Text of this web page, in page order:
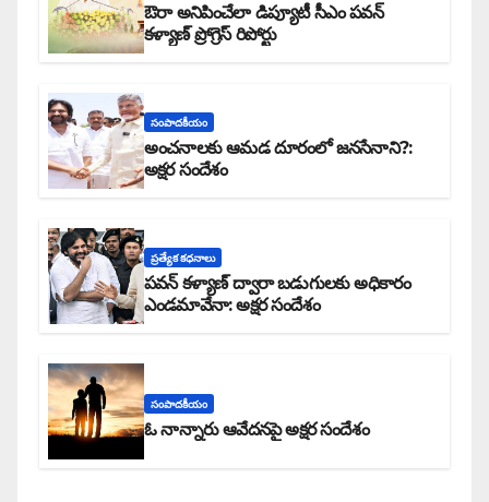
ఔరా అనిపించేలా డిప్యూటీ సీఎం పవన్
కళ్యాణ్ ప్రోగ్రెస్ రిపోర్టు
సంపాదకీయం
అంచనాలకు ఆమడ దూరంలో జనసేనాని?:
అక్షర సందేశం
ప్రత్యేక కధనాలు
పవన్ కళ్యాణ్ ద్వారా బడుగులకు అధికారం
ఎండమావేనా: అక్షర సందేశం
సంపాదకీయం
ఓ నాన్నారు ఆవేదనపై అక్షర సందేశం